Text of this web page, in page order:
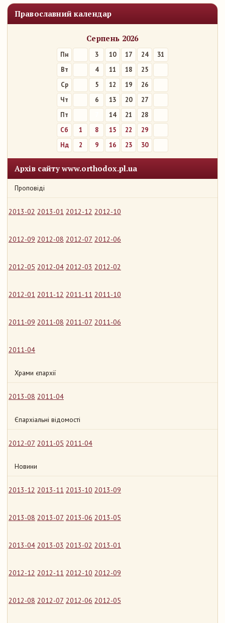
Православний календар
Серпень 2026
Пн 3 10 17 24
31
Вт
4 11 18
25
Ср
5 12 19
26
Чт
6 13 20
27
Пт
14 21
28
Сб
1 8 15 22
29
Нд
2 9 16 23 30
Архів сайту www.orthodox.pl.ua
Проповіді
2013-02 2013-01 2012-12 2012-10
2012-09 2012-08 2012-07 2012-06
2012-05 2012-04 2012-03 2012-02
2012-01 2011-12 2011-11 2011-10
2011-09 2011-08 2011-07 2011-06
2011-04
Храми єпархії
2013-08 2011-04
Єпархіальні відомості
2012-07 2011-05 2011-04
Новини
2013-12 2013-11 2013-10 2013-09
2013-08 2013-07 2013-06 2013-05
2013-04 2013-03 2013-02 2013-01
2012-12 2012-11 2012-10 2012-09
2012-08 2012-07 2012-06 2012-05